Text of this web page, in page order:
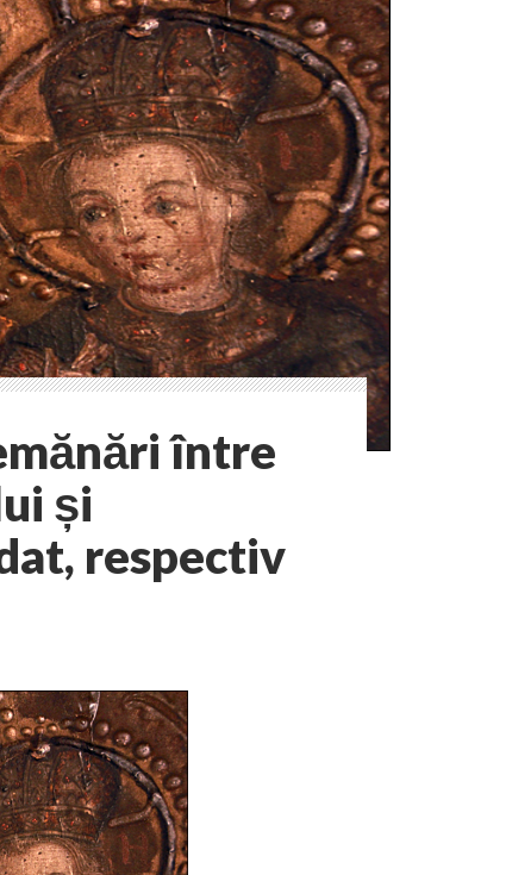
între
și
respectiv